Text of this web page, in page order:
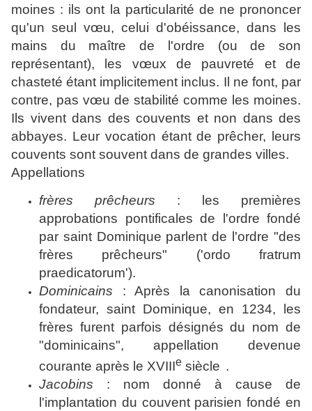
moines : ils ont la particularité de ne prononcer
qu'un seul vœu, celui d'obéissance, dans les
mains du maître de l'ordre (ou de son
représentant), les vœux de pauvreté et de
chasteté étant implicitement inclus. Il ne font, par
contre, pas vœu de stabilité comme les moines.
Ils vivent dans des couvents et non dans des
abbayes. Leur vocation étant de prêcher, leurs
couvents sont souvent dans de grandes villes.
Appellations
frères prêcheurs : les premières
approbations pontificales de l'ordre fondé
par saint Dominique parlent de l'ordre "des
frères prêcheurs" ('ordo fratrum
praedicatorum').
Dominicains : Après la canonisation du
fondateur, saint Dominique, en 1234, les
frères furent parfois désignés du nom de
"dominicains", appellation devenue
courante après le XVIIIe siècle .
Jacobins : nom donné à cause de
l'implantation du couvent parisien fondé en